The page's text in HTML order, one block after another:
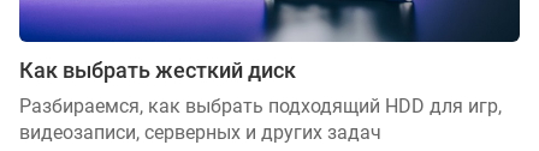
Как выбрать жесткий диск
Разбираемся, как выбрать подходящий HDD для игр,
видеозаписи, серверных и других задач